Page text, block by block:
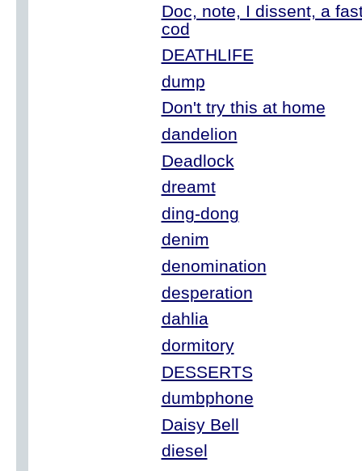
Doc, note, I dissent, a
cod
DEATHLIFE
dump
Don't try this at home
dandelion
Deadlock
dreamt
ding-dong
denim
denomination
desperation
dahlia
dormitory
DESSERTS
dumbphone
Daisy Bell
diesel